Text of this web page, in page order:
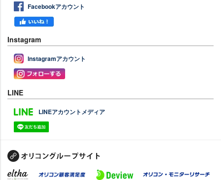
Facebookアカウント
Instagram
Instagramアカウント
LINE
LINEアカウントメディア